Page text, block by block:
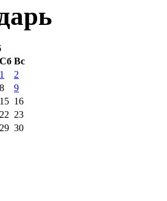
Сб Вс
1
2
8
9
15 16
22 23
29 30